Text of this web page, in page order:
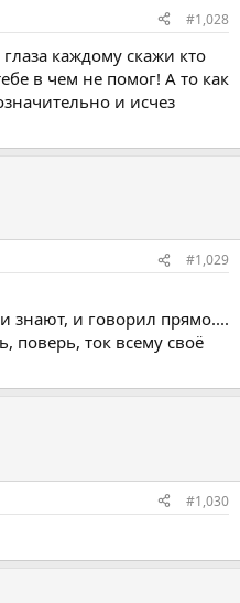
#1,028
каждому скажи кто
в чем не помог! А то как
и исчез
#1,029
знают, и говорил прямо....
поверь, ток всему своё
#1,030